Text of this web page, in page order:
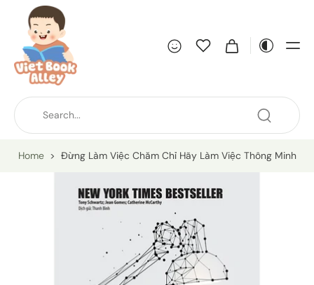
Home > Đừng Làm Việc Chăm Chỉ Hãy Làm Việc Thông Minh